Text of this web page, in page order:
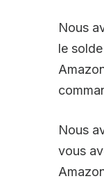
Nous
le
Nous
vous